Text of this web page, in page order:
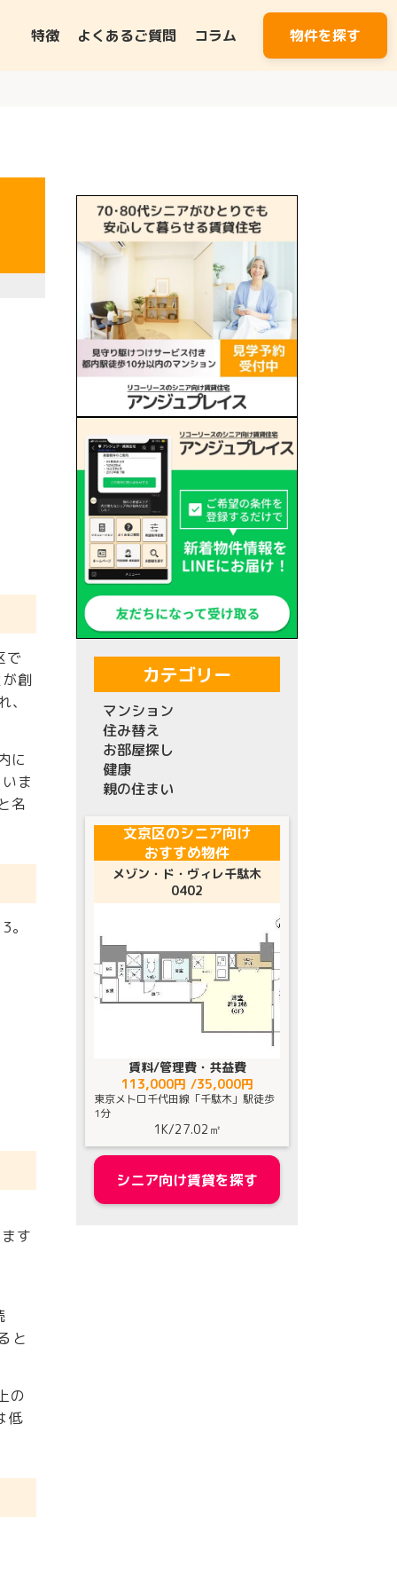
特徴 よくあるご質問 コラム 物件を探す
カテゴリー
マンション
住み替え
お部屋探し
健康
親の住まい
文京区のシニア向け
おすすめ物件
メゾン・ド・ヴィレ千駄木
0402
賃料/管理費・共益費
113,000円 /35,000円
東京メトロ千代田線「千駄木」駅徒歩
1分
1K/27.02㎡
シニア向け賃貸を探す
で
創
に
ま
名
3。
す
と
の
低